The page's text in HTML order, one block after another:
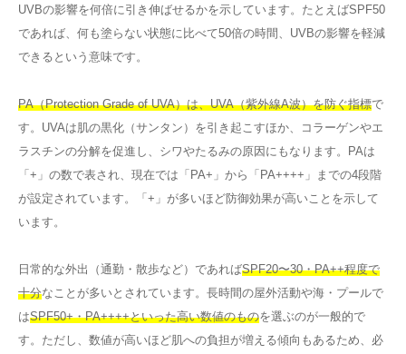
UVBの影響を何倍に引き伸ばせるかを示しています。たとえばSPF50
であれば、何も塗らない状態に比べて50倍の時間、UVBの影響を軽減
できるという意味です。
PA（Protection Grade of UVA）は、UVA（紫外線A波）を防ぐ指標で
す。UVAは肌の黒化（サンタン）を引き起こすほか、コラーゲンやエ
ラスチンの分解を促進し、シワやたるみの原因にもなります。PAは
「+」の数で表され、現在では「PA+」から「PA++++」までの4段階
が設定されています。「+」が多いほど防御効果が高いことを示して
います。
日常的な外出（通勤・散歩など）であればSPF20〜30・PA++程度で
十分なことが多いとされています。長時間の屋外活動や海・プールで
はSPF50+・PA++++といった高い数値のものを選ぶのが一般的で
す。ただし、数値が高いほど肌への負担が増える傾向もあるため、必